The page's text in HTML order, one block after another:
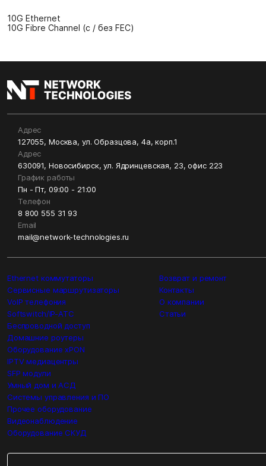
10G Ethernet
10G Fibre Channel (с / без FEC)
Адрес
127055, Москва, ул. Образцова, 4а, корп.1
Адрес
630091, Новосибирск, ул. Ядринцевская, 23, офис 223
График работы
Пн - Пт, 09:00 - 21:00
Телефон
8 800 555 31 93
Email
mail@network-technologies.ru
Ethernet коммутаторы
Сервисные маршрутизаторы
VoIP телефония
Softswitch/IP-ATC
Беспроводной доступ
Домашние роутеры
Оборудование xPON
IPTV медиацентры
SFP модули
Умный дом и АСД
Системы управления и ПО
Прочее оборудование
Видеонаблюдение
Оборудование СКУД
Возврат и ремонт
Контакты
О компании
Статьи